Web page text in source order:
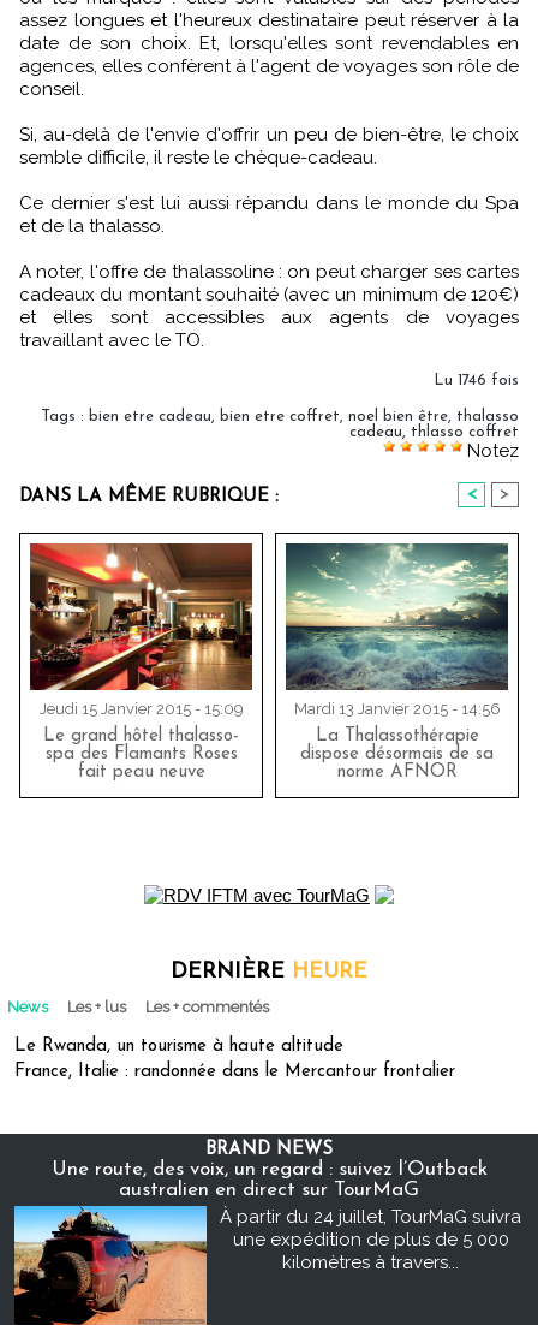
assez longues et l'heureux destinataire peut réserver à la
date de son choix. Et, lorsqu'elles sont revendables en
agences, elles confèrent à l'agent de voyages son rôle de
conseil.
Si, au-delà de l'envie d'offrir un peu de bien-être, le choix
semble difficile, il reste le chèque-cadeau.
Ce dernier s'est lui aussi répandu dans le monde du Spa
et de la thalasso.
A noter, l'offre de thalassoline : on peut charger ses cartes
cadeaux du montant souhaité (avec un minimum de 120€)
et elles sont accessibles aux agents de voyages
travaillant avec le TO.
Lu 1746 fois
Tags : bien etre cadeau, bien etre coffret, noel bien être, thalasso
cadeau, thlasso coffret
Notez
DANS LA MÊME RUBRIQUE : < >
Jeudi 15 Janvier 2015 - 15:09
Le grand hôtel thalasso-
spa des Flamants Roses
fait peau neuve
Mardi 13 Janvier 2015 - 14:56
La Thalassothérapie
dispose désormais de sa
norme AFNOR
DERNIÈRE HEURE
News Les + lus Les + commentés
Le Rwanda, un tourisme à haute altitude
France, Italie : randonnée dans le Mercantour frontalier
BRAND NEWS
Une route, des voix, un regard : suivez l’Outback
australien en direct sur TourMaG
À partir du 24 juillet, TourMaG suivra
une expédition de plus de 5 000
kilomètres à travers...